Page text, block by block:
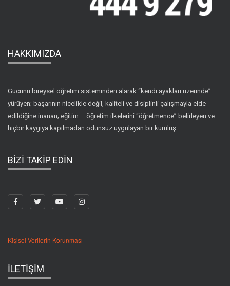
HAKKIMIZDA
Gücünü bireysel öğretim sisteminden alarak “kendi ayakları üzerinde”
yürüyen; başarının nicelikle değil, kaliteli ve disiplinli çalışmayla elde
edildiğine inanan; eğitim – öğretim ilkelerini “öğretmence” belirleyen ve
hiçbir kaygıya kapılmadan ödünsüz uygulayan bir kuruluş.
BİZİ TAKİP EDİN
Kişisel Verilerin Korunması
İLETİŞİM